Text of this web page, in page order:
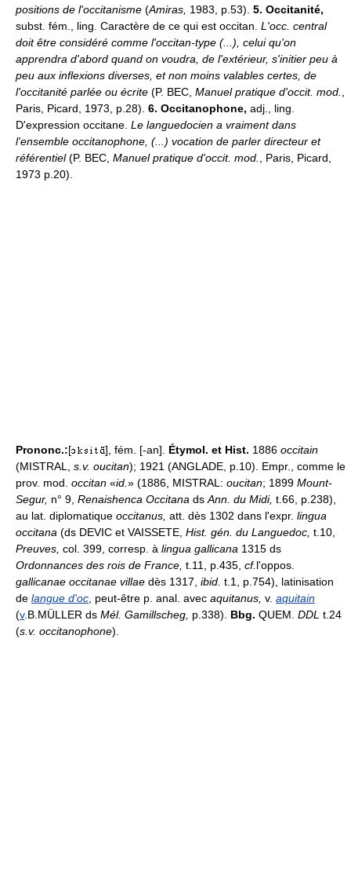
positions de l'occitanisme (Amiras, 1983, p.53). 5. Occitanité,
subst. fém., ling. Caractère de ce qui est occitan. L'occ. central
doit être considéré comme l'occitan-type (...), celui qu'on
apprendra d'abord quand on voudra, de l'extérieur, s'initier peu à
peu aux inflexions diverses, et non moins valables certes, de
l'occitanité parlée ou écrite (P. BEC, Manuel pratique d'occit. mod.
Paris, Picard, 1973, p.28). 6. Occitanophone, adj., ling.
D'expression occitane. Le languedocien a vraiment dans
l'ensemble occitanophone, (...) vocation de parler directeur et
référentiel(P. BEC, Manuel pratique d'occit. mod.
, Paris, Picard,
1973 p.20).
Prononc.:[ ], fém. [-an]. Étymol. et Hist. 1886 occitain
(MISTRAL, s.v. oucitan); 1921 (ANGLADE, p.10). Empr., comme le
prov. mod. occitan «id. » (1886, MISTRAL: oucitan; 1899 Mount-
Segur, n° 9, Renaishenca Occitana ds Ann. du Midi, t.66, p.238),
au lat. diplomatique occitanus, att. dès 1302 dans l'expr. lingua
occitana (ds DEVIC et VAISSETE, Hist. gén. du Languedoc, t.10,
Preuves, col. 399, corresp. à lingua gallicana 1315 ds
Ordonnances des rois de France, t.11, p.435, cf. l'oppos.
gallicanae occitanae villae dès 1317, ibid. t.1, p.754), latinisation
de langue d'oc , peut-être p. anal. avec aquitanus, v. aquitain
(v.B.MÜLLER ds Mél. Gamillscheg, p.338). Bbg. QUEM. DDL t.24
(s.v. occitanophone).